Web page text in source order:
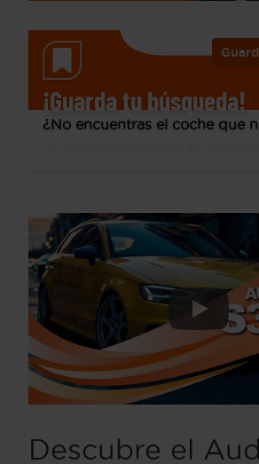
¡Guarda tu búsqueda!
¿No encuentras el coche que
Descubre el